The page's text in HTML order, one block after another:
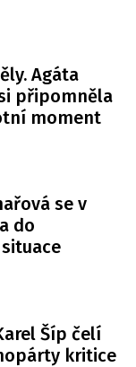
Agáta
připomněla
moment
se v
do
Šíp čelí
kritice